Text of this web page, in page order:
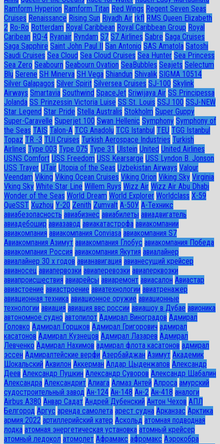
Ramform Hyperion Ramform Titan Red Wings Regent Seven Seas
Cruises Renaissance Rising Sun Riyadh Air rkfl RMS Queen Elizabeth
2 Ro-Ro Rotterdam Royal Caribbean Royal Caribbean Group Royal
Caribean RQ-4 Ryanair Ryndam S7 S7 Airlines Sabre Saga Cruises
Saga Sapphire Saint John Paul II San Antonio SAS Amatola Satoshi
Saudi Cruises Sea Cloud Sea Cloud Cruises Sea Hunter Sea Princess
Sea Zero Seabourn Seabourn Ovation SeaBubbles Seajets Selectum
Blu Serene SH Minerva SH Vega Shiandun Shivalik SIGMA 10514
Silver Galapagos Silver Spirit Silversea Cruises SJ-100 Skylink
Airways Smartavia Southwind SpaceJet Sriwijaya Air SS Principessa
Jolanda SS Prinzessin Victoria Luise SS St. Louis SSJ 100 SSJ-NEW
Star Legend Star Pride Stella Australis Stokholm Super Guppy
Super-Caravelle Superjet 100 Swan Hellenic Symphony Symphony of
the Seas TAIS Talon-A TCG Anadolu TCG Istanbul TEU TGG Istanbul
Topaz TR -3 TUI Cruises Turkish Aerospace Industries Turkish
Airlines Type 003 Type 075 Type 31 Ulstein United United Airlines
USNS Comfort USS Freedom USS Kearsarge USS Lyndon B. Jonson
USS Trayer UTair Utopia of the Seas Uzbekistan Airways Valour
Veendam Viking Viking Ocean Cruises Viking Orion Viking Sky Virginia
Vking Sky White Star Line Willem Ruys Wizz Air Wizz Air Abu Dhabi
Wonder of the Seas World Dream World Explorer Worldclass X-59
QueSST Xuzhou Y-20 Zenith Zumvalt А-50У А-Техникс
авиабезопасность авиабизнес авиабилеты авиадвигатель
авиадебошир авиазавод авиакатастрофа авиакомпании
авиакомпания авиакомпания Conviasa авиакомпания S7
Авиакомпания Азимут авиакомпания Глобус авиакомпания Победа
авиакомпания Россия авиакомпания Якутия авиалайнер
авиалайнер 30 х годов авианавигация авианесущий крейсер
авианосец авиапервозки авиаперевозки авиаперквозки
авиапроисшествия авиарейсы авиаремонт авиасалон Авиастар
авиастоение авиастроение авиатехнологии авиатренажер
авиационная техника авиационное оружие авиационные
технологии авиация авиация ввс россии авиашоу в Дубае авионика
автономное судно автопилот Адмирал Виноградов Адмирал
Головко Адмирал Горшков Адмирал Григорович адмирал
касатонов Адмирал Кузнецов Адмирал Лазарев Адмирал
Левченко Адмирал Нахимов адмирал флота касатонов адмирал
эссен Адмиралтейские верфи Азербайджан Азимут Академик
Шокальский Аквилон Аккерман Алдар Цыденжапов Александр
Деев Александр Пушкин Александр Суворов Александр Шабалин
Александра Александрит Алиага Алмаз Антей Алроса амурский
судостроительный завод Ан-124 Ан-148 Ан-2 Ан-418 аналоги
Airbus A380 Анвар Садат Андрей Дубенский Антон Чехов АПЛ
Белгород Аргус аренда самолета арест судна Арканзас Арктика
армия 2022 артиллерийский катер Аскольд атомная подводная
лодка атомная энергетическая установка атомный крейсер
атомный ледокол атомолет Афрамакс афромакс Аэрокобра